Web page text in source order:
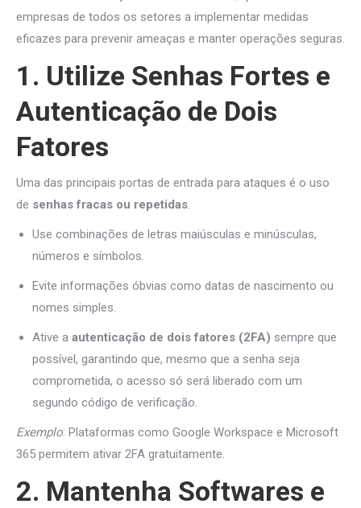
empresas de todos os setores a implementar medidas
eficazes para prevenir ameaças e manter operações seguras.
1. Utilize Senhas Fortes e
Autenticação de Dois
Fatores
Uma das principais portas de entrada para ataques é o uso
de senhas fracas ou repetidas.
Use combinações de letras maiúsculas e minúsculas,
números e símbolos.
Evite informações óbvias como datas de nascimento ou
nomes simples.
Ative a autenticação de dois fatores (2FA) sempre que
possível, garantindo que, mesmo que a senha seja
comprometida, o acesso só será liberado com um
segundo código de verificação.
Exemplo: Plataformas como Google Workspace e Microsoft
365 permitem ativar 2FA gratuitamente.
2. Mantenha Softwares e